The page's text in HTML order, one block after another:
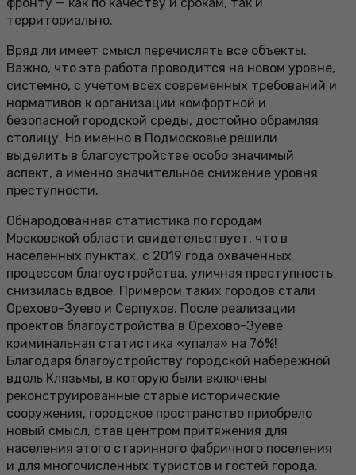
территориально.
Вряд ли имеет смысл перечислять все объекты.
Важно, что эта работа проводится на новом уровне,
системно, с учетом всех современных требований и
нормативов к организации комфортной и
безопасной городской среды, достойно обрамляя
столицу. Но именно в Подмосковье решили
выделить в благоустройстве особо значимый
аспект, а именно значительное снижение уровня
преступности.
Обнародованная статистика по городам
Московской области свидетельствует, что в
населенных пунктах, с 2019 года охваченных
процессом благоустройства, уличная преступность
снизилась вдвое. Примером таких городов стали
Орехово-Зуево и Серпухов. После реализации
проектов благоустройства в Орехово-Зуеве
криминальная статистика «упала» на 76%!
Благодаря благоустройству городской набережной
вдоль Клязьмы, в которую были включены
реконструированные старые исторические
сооружения, городское пространство приобрело
новый смысл, став центром притяжения для
населения этого старинного фабричного поселения
и для многочисленных туристов и гостей города.